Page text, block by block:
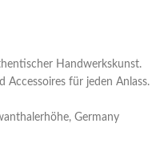
Handwerkskunst.
Accessoires für jeden Anlass.
Germany